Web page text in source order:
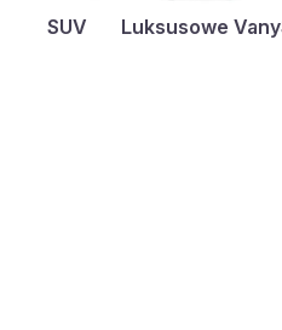
SUV Luksusowe Vany